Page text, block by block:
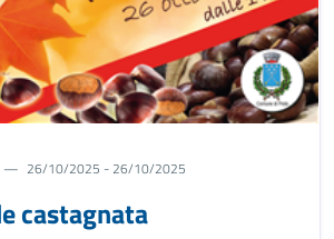
26/10/2025 - 26/10/2025
castagnata